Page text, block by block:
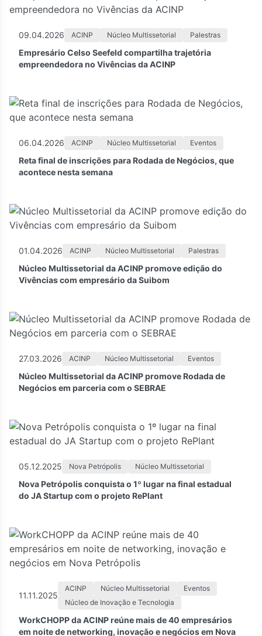
09.04.2026 ACINP Núcleo Multissetorial Palestras
Empresário Celso Seefeld compartilha trajetória
empreendedora no Vivências da ACINP
06.04.2026 ACINP Núcleo Multissetorial Eventos
Reta final de inscrições para Rodada de Negócios, que
acontece nesta semana
01.04.2026 ACINP Núcleo Multissetorial Palestras
Núcleo Multissetorial da ACINP promove edição do
Vivências com empresário da Suibom
27.03.2026 ACINP Núcleo Multissetorial Eventos
Núcleo Multissetorial da ACINP promove Rodada de
Negócios em parceria com o SEBRAE
05.12.2025 Nova Petrópolis Núcleo Multissetorial
Nova Petrópolis conquista o 1º lugar na final estadual
do JA Startup com o projeto RePlant
11.11.2025
ACINP Núcleo Multissetorial
Eventos
Núcleo de Inovação e Tecnologia
WorkCHOPP da ACINP reúne mais de 40 empresários
em noite de networking, inovação e negócios em Nova